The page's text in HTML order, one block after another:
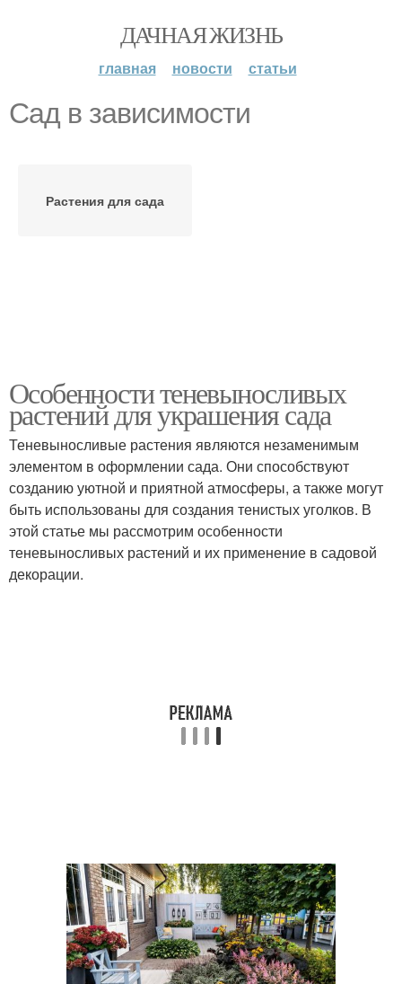
ДАЧНАЯ ЖИЗНЬ
главная новости статьи
Сад в зависимости
Растения для сада
Особенности теневыносливых
растений для украшения сада
Теневыносливые растения являются незаменимым
элементом в оформлении сада. Они способствуют
созданию уютной и приятной атмосферы, а также могут
быть использованы для создания тенистых уголков. В
этой статье мы рассмотрим особенности
теневыносливых растений и их применение в садовой
декорации.